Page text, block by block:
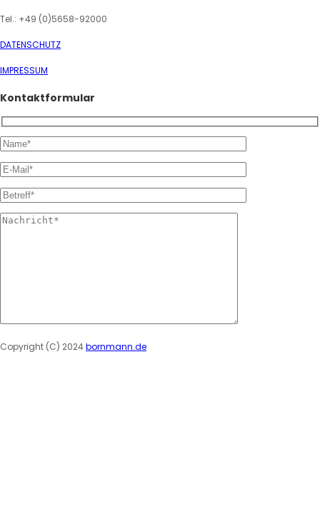
Tel.: +49 (0)5658-92000
DATENSCHUTZ
IMPRESSUM
Kontaktformular
Copyright (C) 2024bornmann.de